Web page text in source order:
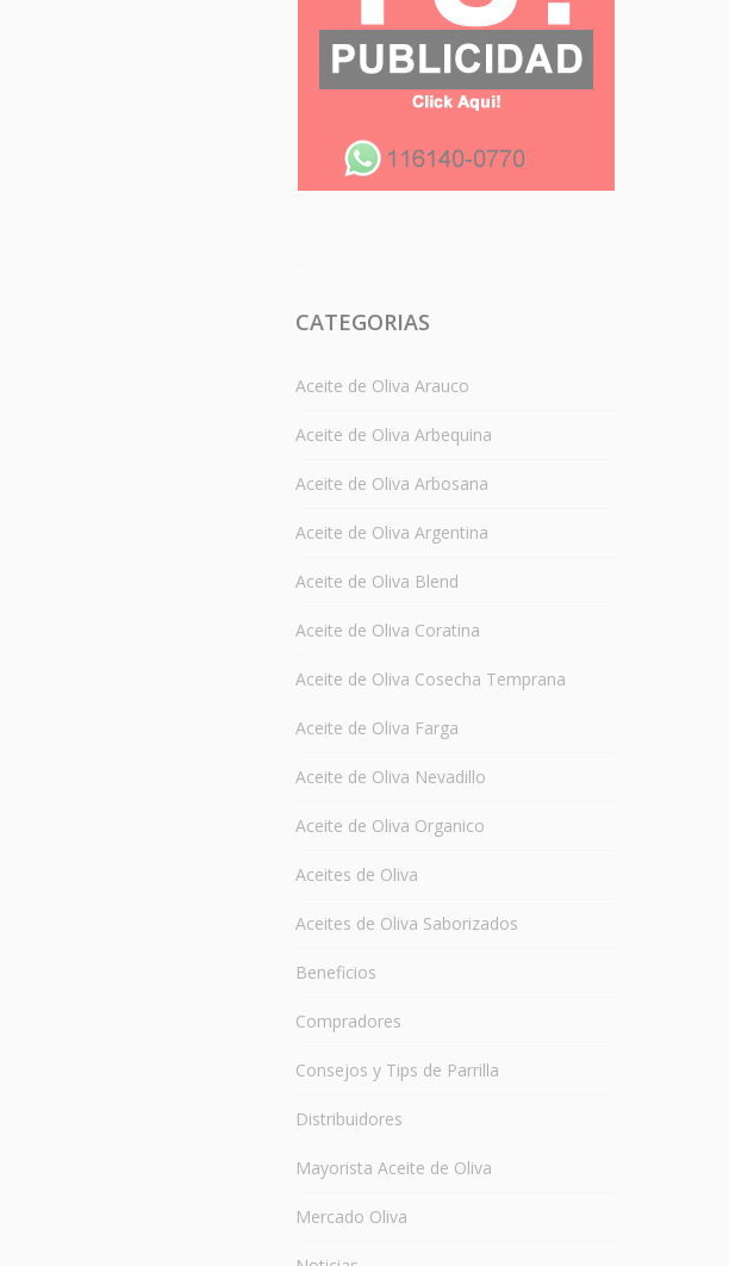
CATEGORIAS
Aceite de Oliva Arauco
Aceite de Oliva Arbequina
Aceite de Oliva Arbosana
Aceite de Oliva Argentina
Aceite de Oliva Blend
Aceite de Oliva Coratina
Aceite de Oliva Cosecha Temprana
Aceite de Oliva Farga
Aceite de Oliva Nevadillo
Aceite de Oliva Organico
Aceites de Oliva
Aceites de Oliva Saborizados
Beneficios
Compradores
Consejos y Tips de Parrilla
Distribuidores
Mayorista Aceite de Oliva
Mercado Oliva